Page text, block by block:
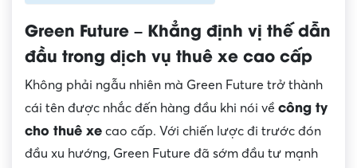
Green Future – Khẳng định vị thế dẫn
đầu trong dịch vụ thuê xe cao cấp
Không phải ngẫu nhiên mà Green Future trở thành
cái tên được nhắc đến hàng đầu khi nói về công ty
cho thuê xe cao cấp. Với chiến lược đi trước đón
đầu xu hướng, Green Future đã sớm đầu tư mạnh